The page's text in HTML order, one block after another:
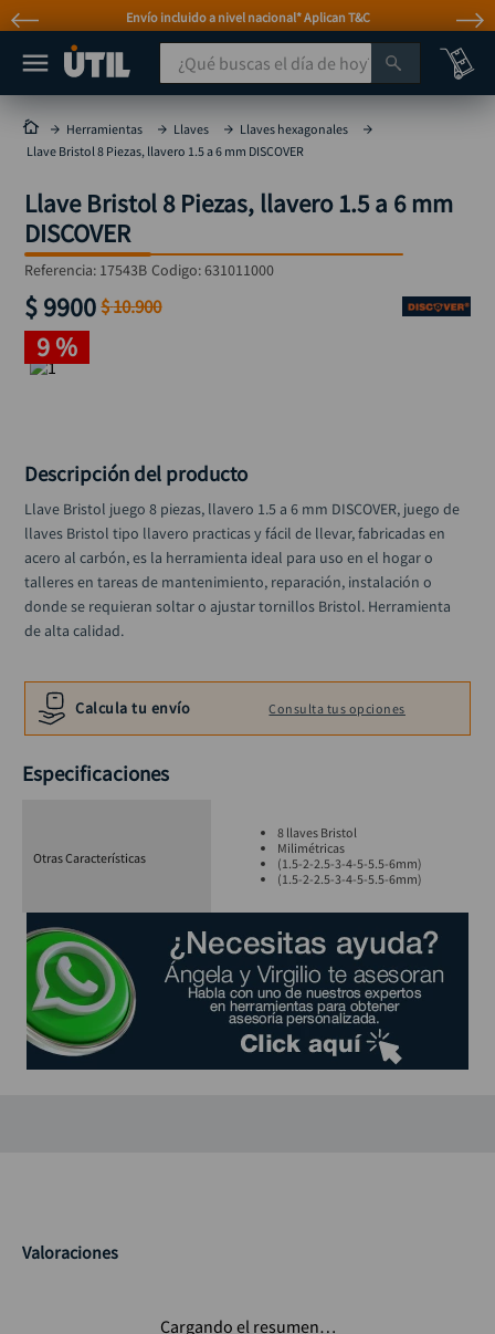
Envío incluido a nivel nacional* Aplican T&C
¿Qué buscas el día de hoy?
Herramientas Llaves
Llaves hexagonales
Llave Bristol 8 Piezas, llavero 1.5 a 6 mm DISCOVER
Llave Bristol 8 Piezas, llavero 1.5 a 6 mm
DISCOVER
Referencia: 17543B Codigo:631011000
$9900 $10.900
9 %
Descripción del producto
Llave Bristol juego 8 piezas, llavero 1.5 a 6 mm DISCOVER, juego de
llaves Bristol tipo llavero practicas y fácil de llevar, fabricadas en
acero al carbón, es la herramienta ideal para uso en el hogar o
talleres en tareas de mantenimiento, reparación, instalación o
donde se requieran soltar o ajustar tornillos Bristol. Herramienta
de alta calidad.
Calcula tu envío Consulta tus opciones
Especificaciones
Otras Características
8 llaves Bristol
Milimétricas
(1.5-2-2.5-3-4-5-5.5-6mm)
(1.5-2-2.5-3-4-5-5.5-6mm)
Valoraciones
Cargando el resumen…
MÁS BUSCADOS
taladro
taladros pulidoras
compresor
mototool
broca
sierra circular
alicate
taladro inalámbrico